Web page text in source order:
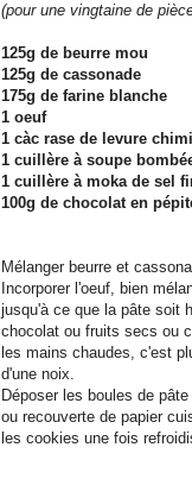
(pour une vingtaine de
125g de beurre mou
125g de cassonade
175g de farine blanche
1 oeuf
1 càc rase de levure
1 cuillère à soupe
1 cuillère à moka de sel
100g de chocolat en
Mélanger beurre et
Incorporer l'oeuf, bien
jusqu'à ce que la pâte soit
chocolat ou fruits secs ou
les mains chaudes, c'est
d'une noix.
Déposer les boules de
ou recouverte de papier
les cookies une fois